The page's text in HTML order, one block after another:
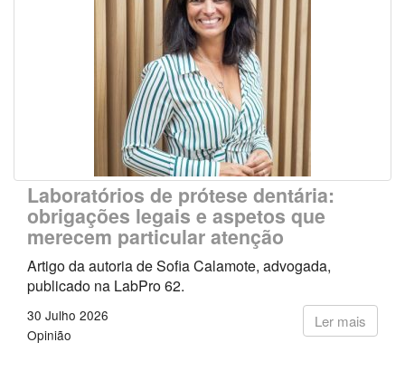
Laboratórios de prótese dentária:
obrigações legais e aspetos que
merecem particular atenção
Artigo da autoria de Sofia Calamote, advogada,
publicado na LabPro 62.
Ler mais
30 Julho 2026
Opinião